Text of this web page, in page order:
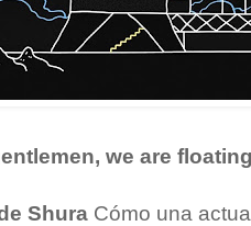
we are
Shura Cómo una